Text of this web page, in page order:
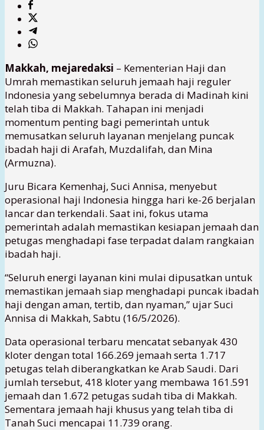
Makkah, mejaredaksi – Kementerian Haji dan
Umrah memastikan seluruh jemaah haji reguler
Indonesia yang sebelumnya berada di Madinah kini
telah tiba di Makkah. Tahapan ini menjadi
momentum penting bagi pemerintah untuk
memusatkan seluruh layanan menjelang puncak
ibadah haji di Arafah, Muzdalifah, dan Mina
(Armuzna).
Juru Bicara Kemenhaj, Suci Annisa, menyebut
operasional haji Indonesia hingga hari ke-26 berjalan
lancar dan terkendali. Saat ini, fokus utama
pemerintah adalah memastikan kesiapan jemaah dan
petugas menghadapi fase terpadat dalam rangkaian
ibadah haji.
“Seluruh energi layanan kini mulai dipusatkan untuk
memastikan jemaah siap menghadapi puncak ibadah
haji dengan aman, tertib, dan nyaman,” ujar Suci
Annisa di Makkah, Sabtu (16/5/2026).
Data operasional terbaru mencatat sebanyak 430
kloter dengan total 166.269 jemaah serta 1.717
petugas telah diberangkatkan ke Arab Saudi. Dari
jumlah tersebut, 418 kloter yang membawa 161.591
jemaah dan 1.672 petugas sudah tiba di Makkah.
Sementara jemaah haji khusus yang telah tiba di
Tanah Suci mencapai 11.739 orang.